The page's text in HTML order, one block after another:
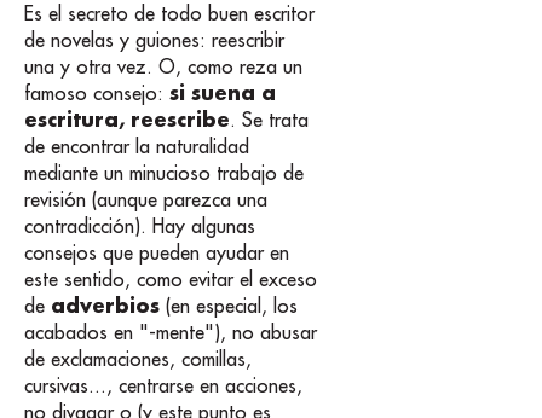
Es el secreto de todo buen escritor
de novelas y guiones: reescribir
una y otra vez. O, como reza un
famoso consejo: si suena a
escritura, reescribe. Se trata
de encontrar la naturalidad
mediante un minucioso trabajo de
revisión (aunque parezca una
contradicción). Hay algunas
consejos que pueden ayudar en
este sentido, como evitar el exceso
de adverbios (en especial, los
acabados en "-mente"), no abusar
de exclamaciones, comillas,
cursivas..., centrarse en acciones,
no divagar o (y este punto es